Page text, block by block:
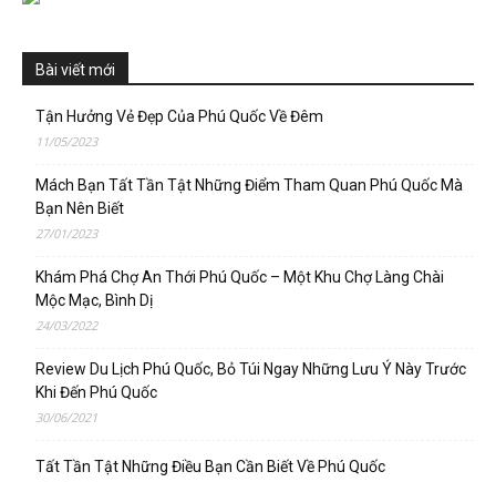
Bài viết mới
Tận Hưởng Vẻ Đẹp Của Phú Quốc Về Đêm
11/05/2023
Mách Bạn Tất Tần Tật Những Điểm Tham Quan Phú Quốc Mà
Bạn Nên Biết
27/01/2023
Khám Phá Chợ An Thới Phú Quốc – Một Khu Chợ Làng Chài
Mộc Mạc, Bình Dị
24/03/2022
Review Du Lịch Phú Quốc, Bỏ Túi Ngay Những Lưu Ý Này Trước
Khi Đến Phú Quốc
30/06/2021
Tất Tần Tật Những Điều Bạn Cần Biết Về Phú Quốc